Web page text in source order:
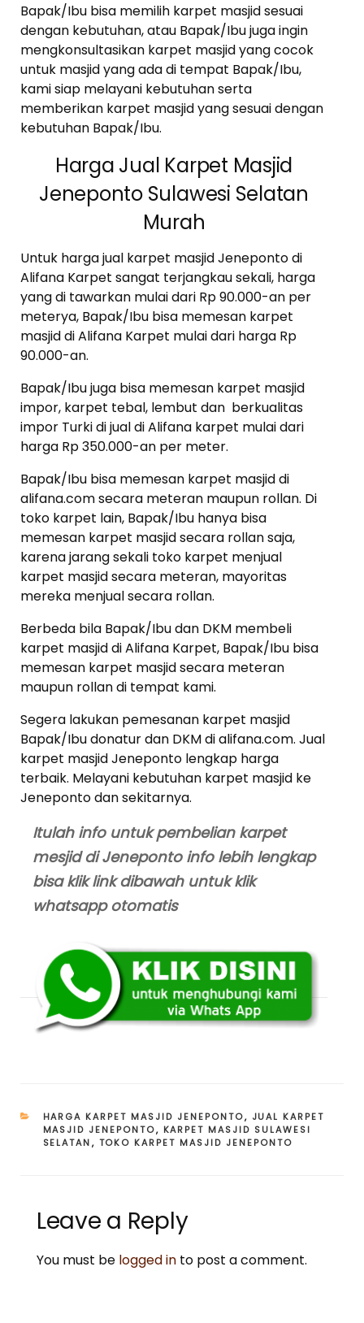
Bapak/Ibu bisa memilih karpet masjid sesuai
dengan kebutuhan, atau Bapak/Ibu juga ingin
mengkonsultasikan karpet masjid yang cocok
untuk masjid yang ada di tempat Bapak/Ibu,
kami siap melayani kebutuhan serta
memberikan karpet masjid yang sesuai dengan
kebutuhan Bapak/Ibu.
Harga Jual Karpet Masjid
Jeneponto Sulawesi Selatan
Murah
Untuk harga jual karpet masjid Jeneponto di
Alifana Karpet sangat terjangkau sekali, harga
yang di tawarkan mulai dari Rp 90.000-an per
meterya, Bapak/Ibu bisa memesan karpet
masjid di Alifana Karpet mulai dari harga Rp
90.000-an.
Bapak/Ibu juga bisa memesan karpet masjid
impor, karpet tebal, lembut dan berkualitas
impor Turki di jual di Alifana karpet mulai dari
harga Rp 350.000-an per meter.
Bapak/Ibu bisa memesan karpet masjid di
alifana.com secara meteran maupun rollan. Di
toko karpet lain, Bapak/Ibu hanya bisa
memesan karpet masjid secara rollan saja,
karena jarang sekali toko karpet menjual
karpet masjid secara meteran, mayoritas
mereka menjual secara rollan.
Berbeda bila Bapak/Ibu dan DKM membeli
karpet masjid di Alifana Karpet, Bapak/Ibu bisa
memesan karpet masjid secara meteran
maupun rollan di tempat kami.
Segera lakukan pemesanan karpet masjid
Bapak/Ibu donatur dan DKM di alifana.com. Jual
karpet masjid Jeneponto lengkap harga
terbaik. Melayani kebutuhan karpet masjid ke
Jeneponto dan sekitarnya.
Itulah info untuk pembelian karpet
mesjid di Jeneponto info lebih lengkap
bisa klik link dibawah untuk klik
whatsapp otomatis
CATEGORIES
HARGA KARPET MASJID JENEPONTO, JUAL KARPET
MASJID JENEPONTO, KARPET MASJID SULAWESI
SELATAN, TOKO KARPET MASJID JENEPONTO
Leave a Reply
You must be logged in to post a comment.